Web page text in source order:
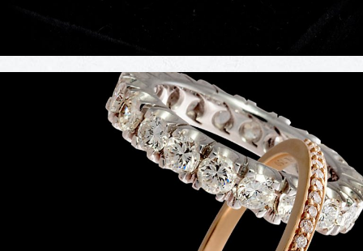
Joias Deborah Bressan